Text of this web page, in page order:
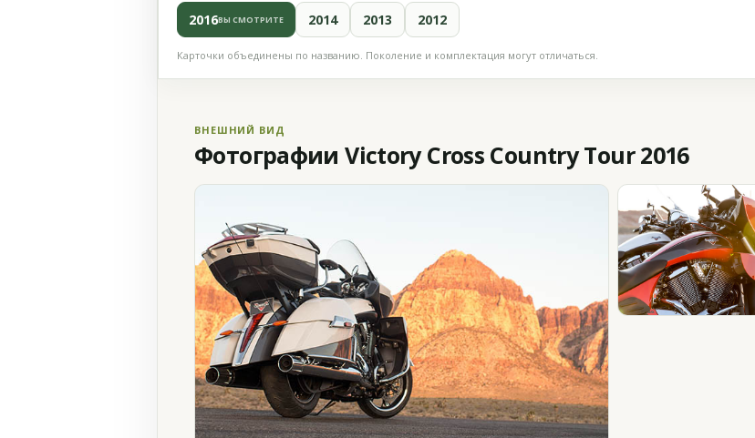
2016ВЫ СМОТРИТЕ 2014 2013 2012
Карточки объединены по названию. Поколение и комплектация могут отличаться.
ВНЕШНИЙ ВИД
Фотографии Victory Cross Country Tour 2016